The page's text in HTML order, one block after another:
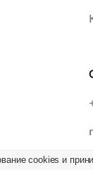
cookies и